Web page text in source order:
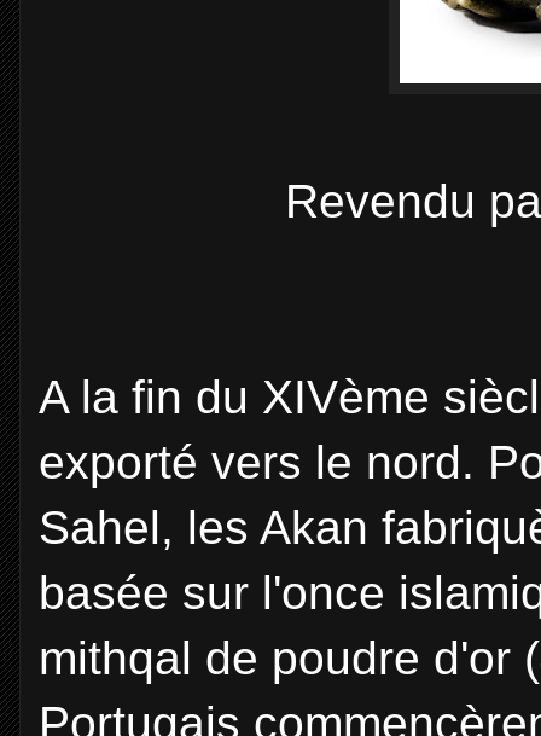
Revendu
A la fin du XIVème
exporté vers le nord.
Sahel, les Akan
basée sur l'once
mithqal de poudre d'or
Portugais